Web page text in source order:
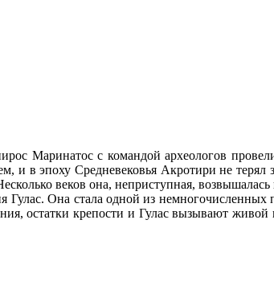
Маринатос с командой археологов
и в эпоху Средневековья Акротири не
веков она, неприступная,
Она стала одной из немногочисленных
остатки крепости и Гулас вызывают живой